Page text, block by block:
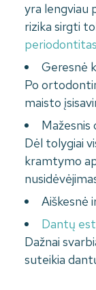
yra lengviau
rizika sirgti
periodontitas
Geresnė
Po
maisto
Mažesnis
Dėl tolygiai
kramtymo
Aiškesnė
Dantų
Dažnai
suteikia